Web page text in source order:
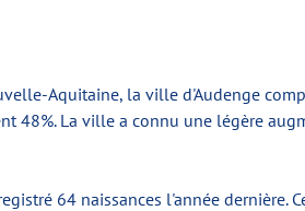
Aquitaine, la ville d'Audenge
48%. La ville a connu une légère
64 naissances l'année